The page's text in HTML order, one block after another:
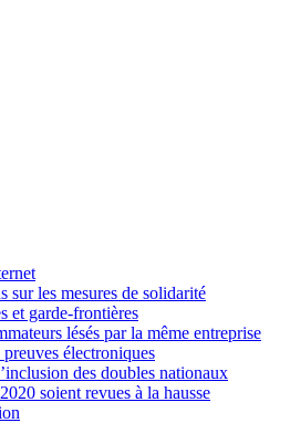
les mesures de solidarité
et garde-frontières
lésés par la même entreprise
électroniques
des doubles nationaux
soient revues à la hausse